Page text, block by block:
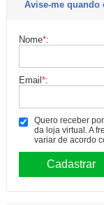
Avise-me quando
Nome*:
Email*:
Quero receber
da loja virtual. A
variar de acordo